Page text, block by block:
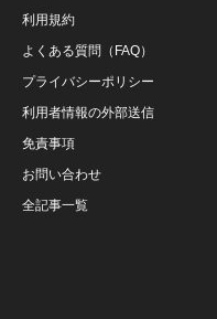
利用規約
よくある質問（FAQ）
プライバシーポリシー
利用者情報の外部送信
免責事項
お問い合わせ
全記事一覧